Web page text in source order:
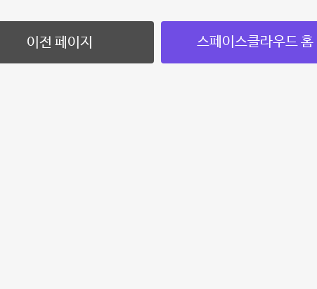
이전 페이지 스페이스클라우드 홈